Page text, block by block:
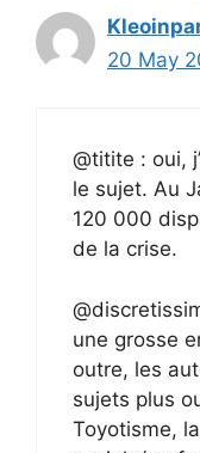
20 May
@titite : oui,
le sujet. Au
120 000
de la crise.
une grosse
outre, les
sujets plus
Toyotisme,